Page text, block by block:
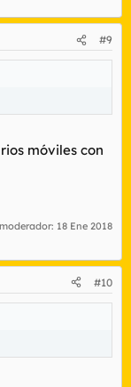
#9
móviles con
18 Ene 2018
#10